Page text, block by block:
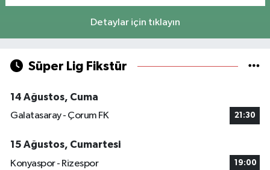
Detaylar için tıklayın
Süper Lig Fikstür
14 Ağustos, Cuma
Galatasaray - Çorum FK
21:30
15 Ağustos, Cumartesi
Konyaspor - Rizespor
19:00